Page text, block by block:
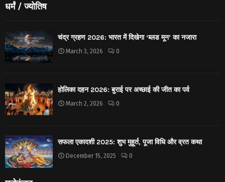
धर्मं / ज्योतिष
चंद्र ग्रहण 2026: भारत में दिखेगा ‘ब्लड मून’ का नजारा
March 3, 2026 0
होलिका दहन 2026: बुराई पर अच्छाई की जीत का पर्व
March 2, 2026 0
सफला एकादशी 2025: शुभ मुहूर्त, पूजा विधि और व्रत कथा
December 15, 2025 0